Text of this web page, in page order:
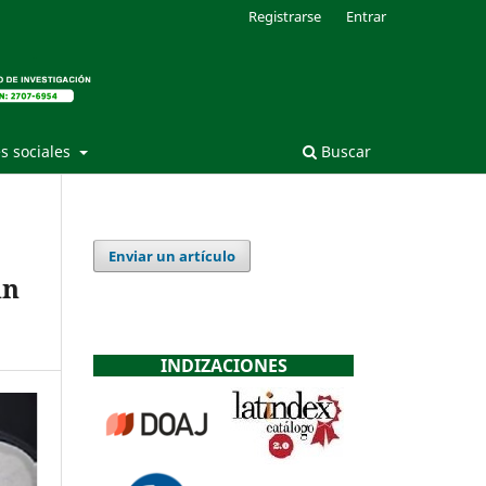
sociales Buscar
Registrarse Entrar
Enviar un artículo
INDIZACIONES